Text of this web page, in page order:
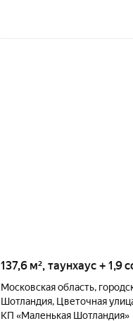
137,6 м², таунхаус + 1,9
Московская область,
Шотландия, Цветочная
КП «Маленькая Шотландия»